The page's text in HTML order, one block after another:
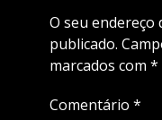
O seu endereço
publicado.
marcados com *
Comentário *